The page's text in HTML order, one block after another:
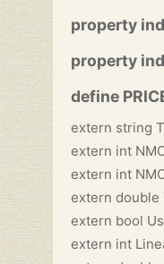
property
property
define
extern string
extern int
extern int
extern double
extern bool
extern int